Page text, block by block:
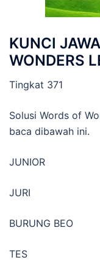
KUNCI
WONDERS
Tingkat 371
Solusi Words of
baca dibawah ini.
JUNIOR
JURI
BURUNG BEO
TES